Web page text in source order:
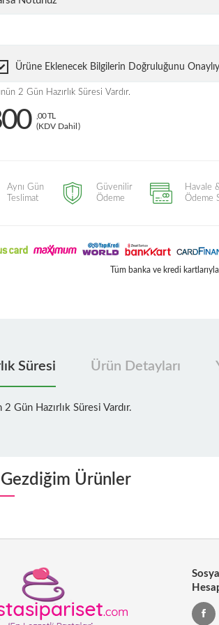
Ürüne Eklenecek Bilgilerin Doğruluğunu
2 Gün Hazırlık Süresi Vardır.
,00 TL
(KDV Dahil)
Aynı Gün
Teslimat
Güvenilir
Ödeme
Havale
Ödeme
Tüm banka ve kredi
Süresi Ürün Detayları
2 Gün Hazırlık Süresi Vardır.
Ürünler
Sosyal